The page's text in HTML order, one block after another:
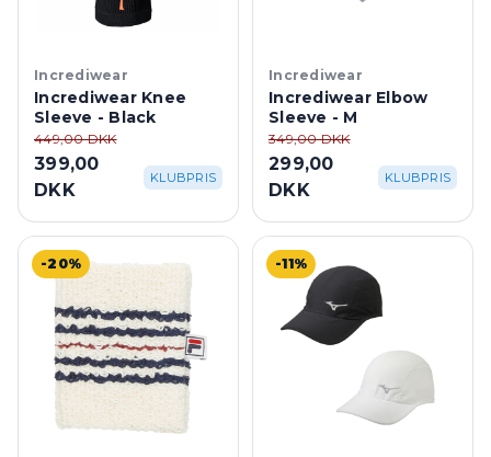
Incrediwear
Incrediwear Knee
Sleeve - Black
449,00 DKK
399,00
DKK
KLUBPRIS
Incrediwear
Incrediwear Elbow
Sleeve - M
349,00 DKK
299,00
DKK
KLUBPRIS
-20% -11%